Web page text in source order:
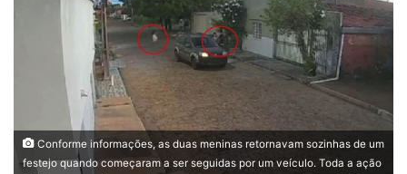
Conforme informações, as duas meninas retornavam sozinhas de um
festejo quando começaram a ser seguidas por um veículo. Toda a ação